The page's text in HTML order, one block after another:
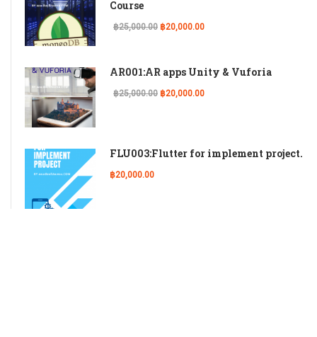
Course
฿25,000.00 ฿20,000.00
AR001:AR apps Unity & Vuforia
฿25,000.00 ฿20,000.00
FLU003:Flutter for implement project.
฿20,000.00